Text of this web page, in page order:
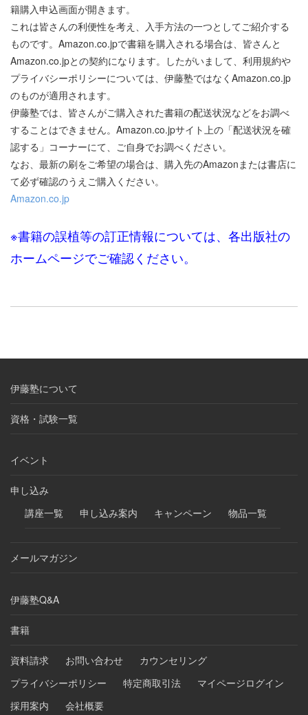
籍購入申込画面が開きます。
これは皆さんの利便性を考え、入手方法の一つとしてご紹介する
ものです。Amazon.co.jpで書籍を購入される場合は、皆さんと
Amazon.co.jpとの契約になります。したがいまして、利用規約や
プライバシーポリシーについては、伊藤塾ではなくAmazon.co.jp
のものが適用されます。
伊藤塾では、皆さんがご購入された書籍の配送状況などをお調べ
することはできません。Amazon.co.jpサイト上の「配送状況を確
認する」コーナーにて、ご自身でお調べください。
なお、最新の刷をご希望の場合は、購入先のAmazonまたは書店に
て必ず確認のうえご購入ください。
Amazon.co.jp
※書籍の誤植等の訂正情報については、各出版社の
ホームページでご確認ください。
伊藤塾について
資格・試験一覧
イベント
申し込み
講座一覧
申し込み案内 キャンペーン 物品一覧
メールマガジン
伊藤塾Q&A
書籍
資料請求 お問い合わせ
カウンセリング
プライバシーポリシー
特定商取引法
マイページログイン
採用案内
会社概要